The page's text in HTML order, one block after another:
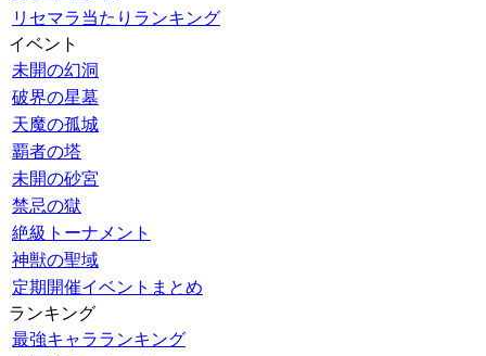
リセマラ当たりランキング
イベント
未開の幻洞
破界の星墓
天魔の孤城
覇者の塔
未開の砂宮
禁忌の獄
絶級トーナメント
神獣の聖域
定期開催イベントまとめ
ランキング
最強キャラランキング